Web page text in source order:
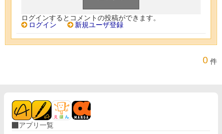
ログインするとコメントの投稿ができます。
ログイン
新規ユーザ登録
0 件
アプリ一覧